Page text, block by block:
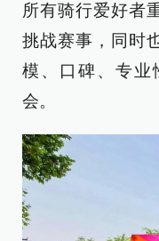
所有骑行爱好者
挑战赛事，同时
模、口碑、专业
会。